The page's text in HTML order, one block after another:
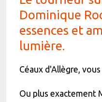
Dominique
essences et
lumière.
Céaux d'Allègre,
Ou plus exactement